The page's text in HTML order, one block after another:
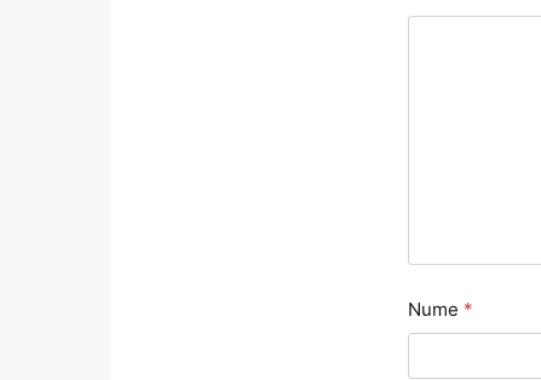
Nume *